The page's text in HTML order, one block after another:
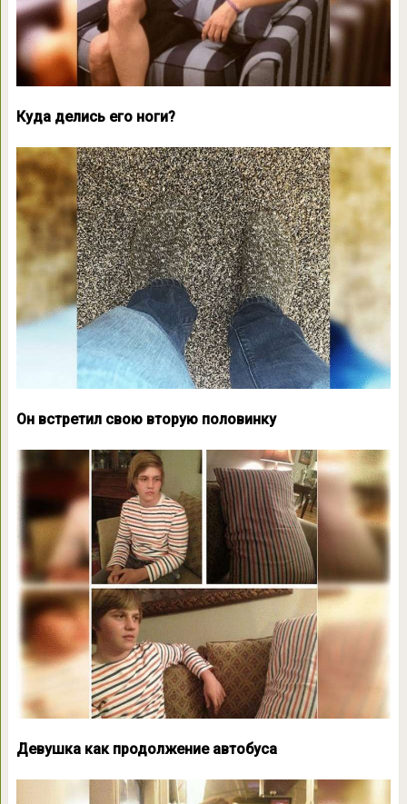
Куда делись его ноги?
Он встретил свою вторую половинку
Девушка как продолжение автобуса